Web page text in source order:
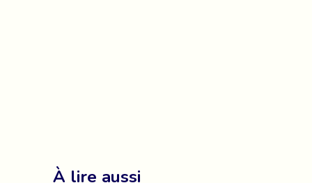
À lire aussi